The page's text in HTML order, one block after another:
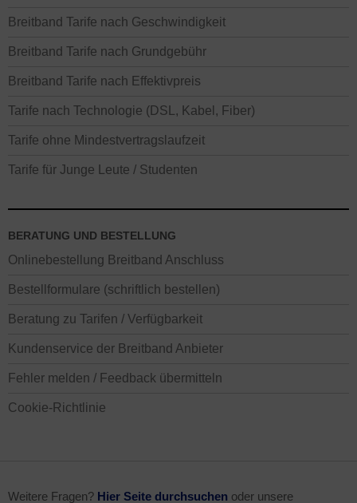
Breitband Tarife nach Geschwindigkeit
Breitband Tarife nach Grundgebühr
Breitband Tarife nach Effektivpreis
Tarife nach Technologie (DSL, Kabel, Fiber)
Tarife ohne Mindestvertragslaufzeit
Tarife für Junge Leute / Studenten
BERATUNG UND BESTELLUNG
Onlinebestellung Breitband Anschluss
Bestellformulare (schriftlich bestellen)
Beratung zu Tarifen / Verfügbarkeit
Kundenservice der Breitband Anbieter
Fehler melden / Feedback übermitteln
Cookie-Richtlinie
Weitere Fragen? Hier Seite durchsuchen oder unsere